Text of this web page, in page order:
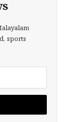
sports